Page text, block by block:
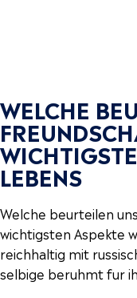
WELCHE
LEBENS
Welche beurteilen
wichtigsten Aspekte
reichhaltig mit
selbige beruhmt fur ih